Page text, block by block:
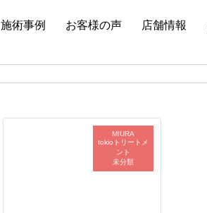
施術事例 お客様の声 店舗情報
MIURA
tokioトリートメ
ント
未分類